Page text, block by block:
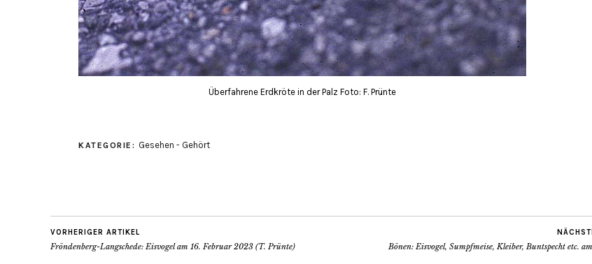
Überfahrene Erdkröte in der Palz Foto: F. Prünte
KATEGORIE: Gesehen - Gehört
VORHERIGER ARTIKEL
Fröndenberg-Langschede: Eisvogel am 16. Februar 2023 (T. Prünte)
Bönen: Eisvogel, Sumpfmeise, Kleiber, Buntspecht etc.